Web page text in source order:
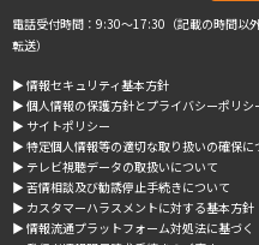
電話受付時間：9:30～17:30（記載の時間以
転送）
▶︎ 情報セキュリティ基本方針
▶︎ 個人情報の保護方針とプライバシーポリシ
▶︎ サイトポリシー
▶︎ 特定個人情報等の適切な取り扱いの確保に
▶︎ テレビ視聴データの取扱いについて
▶︎ 苦情相談及び勧誘停止手続きについて
▶︎ カスタマーハラスメントに対する基本方針
▶︎ 情報流通プラットフォーム対処法に基づく